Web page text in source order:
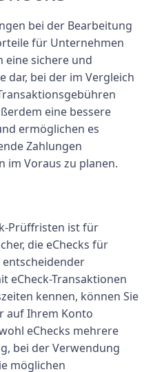
bei der Bearbeitung
für Unternehmen
eine sichere und
dar, bei der im Vergleich
eine bessere
ermöglichen es
Zahlungen
im Voraus zu planen.
Prüffristen ist für
die eChecks für
eCheck-Transaktionen
kennen, können Sie
auf Ihrem Konto
eChecks mehrere
bei der Verwendung
möglichen